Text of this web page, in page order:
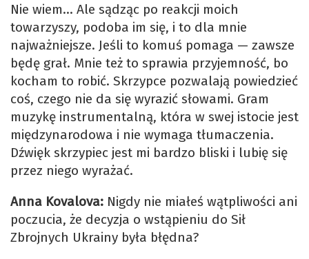
Nie wiem… Ale sądząc po reakcji moich
towarzyszy, podoba im się, i to dla mnie
najważniejsze. Jeśli to komuś pomaga — zawsze
będę grał. Mnie też to sprawia przyjemność, bo
kocham to robić. Skrzypce pozwalają powiedzieć
coś, czego nie da się wyrazić słowami. Gram
muzykę instrumentalną, która w swej istocie jest
międzynarodowa i nie wymaga tłumaczenia.
Dźwięk skrzypiec jest mi bardzo bliski i lubię się
przez niego wyrażać.
Anna Kovalova: Nigdy nie miałeś wątpliwości ani
poczucia, że decyzja o wstąpieniu do Sił
Zbrojnych Ukrainy była błędna?